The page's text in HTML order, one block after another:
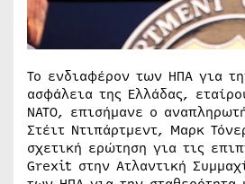
Το ενδιαφέρον των ΗΠΑ για
ασφάλεια της Ελλάδας,
ΝΑΤΟ, επισήμανε ο
Στέιτ Ντιπάρτμεντ, Μαρκ
σχετική ερώτηση για τις
Grexit στην Ατλαντική